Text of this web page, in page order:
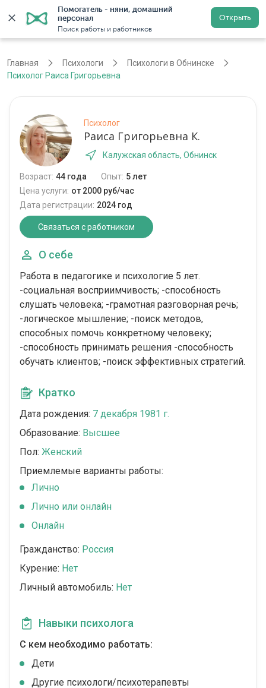
Помогатель - няни, домашний
персонал
Поиск работы и работников
Открыть
Регистрация
Главная Психологи
Психологи в Обнинске
Психолог Раиса Григорьевна
Психолог
Раиса Григорьевна К.
Калужская область, Обнинск
Возраст: 44 года Опыт: 5 лет
Цена услуги: от 2000 руб/час
Дата регистрации: 2024 год
Связаться с работником
О себе
Работа в педагогике и психологие 5 лет.
-социальная восприимчивость; -способность
слушать человека; -грамотная разговорная речь;
-логическое мышление; -поиск методов,
способных помочь конкретному человеку;
-способность принимать решения -способность
обучать клиентов; -поиск эффективных стратегий.
Кратко
Дата рождения: 7 декабря 1981 г.
Образование: Высшее
Пол: Женский
Приемлемые варианты работы:
Лично
Лично или онлайн
Онлайн
Гражданство: Россия
Курение: Нет
Личный автомобиль: Нет
Навыки психолога
С кем необходимо работать:
Дети
Другие психологи/психотерапевты